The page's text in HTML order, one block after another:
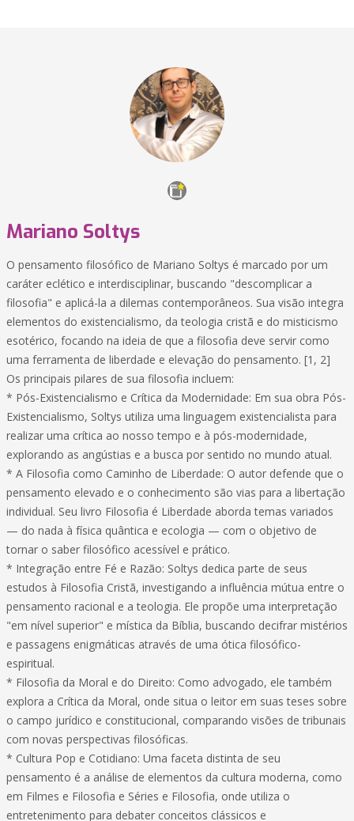
Mariano Soltys
O pensamento filosófico de Mariano Soltys é marcado por um
caráter eclético e interdisciplinar, buscando "descomplicar a
filosofia" e aplicá-la a dilemas contemporâneos. Sua visão integra
elementos do existencialismo, da teologia cristã e do misticismo
esotérico, focando na ideia de que a filosofia deve servir como
uma ferramenta de liberdade e elevação do pensamento. [1, 2]
Os principais pilares de sua filosofia incluem:
* Pós-Existencialismo e Crítica da Modernidade: Em sua obra Pós-
Existencialismo, Soltys utiliza uma linguagem existencialista para
realizar uma crítica ao nosso tempo e à pós-modernidade,
explorando as angústias e a busca por sentido no mundo atual.
* A Filosofia como Caminho de Liberdade: O autor defende que o
pensamento elevado e o conhecimento são vias para a libertação
individual. Seu livro Filosofia é Liberdade aborda temas variados
— do nada à física quântica e ecologia — com o objetivo de
tornar o saber filosófico acessível e prático.
* Integração entre Fé e Razão: Soltys dedica parte de seus
estudos à Filosofia Cristã, investigando a influência mútua entre o
pensamento racional e a teologia. Ele propõe uma interpretação
"em nível superior" e mística da Bíblia, buscando decifrar mistérios
e passagens enigmáticas através de uma ótica filosófico-
espiritual.
* Filosofia da Moral e do Direito: Como advogado, ele também
explora a Crítica da Moral, onde situa o leitor em suas teses sobre
o campo jurídico e constitucional, comparando visões de tribunais
com novas perspectivas filosóficas.
* Cultura Pop e Cotidiano: Uma faceta distinta de seu
pensamento é a análise de elementos da cultura moderna, como
em Filmes e Filosofia e Séries e Filosofia, onde utiliza o
entretenimento para debater conceitos clássicos e